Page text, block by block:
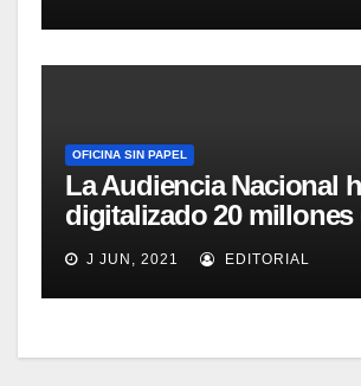
OFICINA SIN PAPEL
La Audiencia Nacional
digitalizado 20 millones
documentos y comienza
sustituir al papel en lo
J JUN, 2021 EDITORIAL